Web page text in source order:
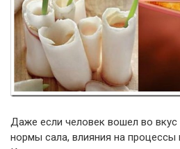
Даже если человек вошел во
нормы сала, влияния на процессы